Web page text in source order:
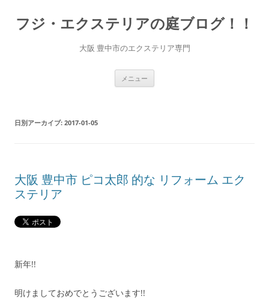
テ
ン
フジ・エクステリアの庭ブログ！！
大阪 豊中市のエクステリア専門
メニュー
日別アーカイブ: 2017-01-05
大阪 豊中市 ピコ太郎 的な リフォーム エク
ステリア
新年!!
明けましておめでとうございます!!